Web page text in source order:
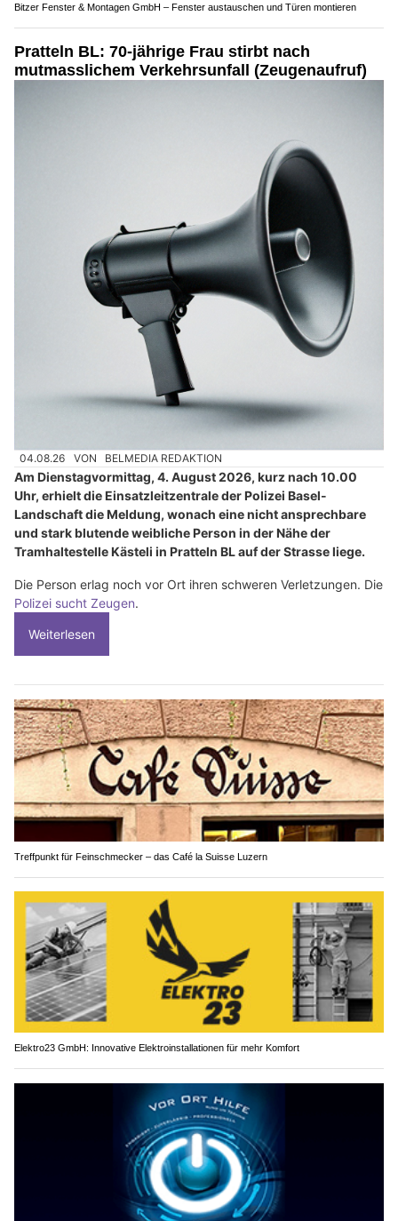
Bitzer Fenster & Montagen GmbH – Fenster austauschen und Türen montieren
Pratteln BL: 70-jährige Frau stirbt nach
mutmasslichem Verkehrsunfall (Zeugenaufruf)
04.08.26 VON BELMEDIA REDAKTION
Am Dienstagvormittag, 4. August 2026, kurz nach 10.00
Uhr, erhielt die Einsatzleitzentrale der Polizei Basel-
Landschaft die Meldung, wonach eine nicht ansprechbare
und stark blutende weibliche Person in der Nähe der
Tramhaltestelle Kästeli in Pratteln BL auf der Strasse liege.
Die Person erlag noch vor Ort ihren schweren Verletzungen. Die
Polizei sucht Zeugen.
Weiterlesen
Treffpunkt für Feinschmecker – das Café la Suisse Luzern
Elektro23 GmbH: Innovative Elektroinstallationen für mehr Komfort